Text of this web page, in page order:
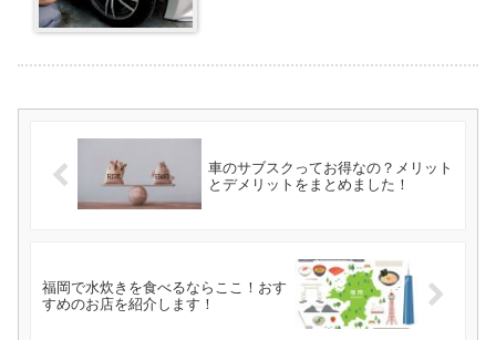
車のサブスクってお得なの？メリット
とデメリットをまとめました！
福岡で水炊きを食べるならここ！おす
すめのお店を紹介します！